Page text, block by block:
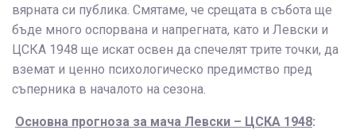
вярната си публика. Смятаме, че срещата в събота ще
бъде много оспорвана и напрегната, като и Левски и
ЦСКА 1948 ще искат освен да спечелят трите точки, да
вземат и ценно психологическо предимство пред
съперника в началото на сезона.
Основна прогноза за мача Левски – ЦСКА 1948: